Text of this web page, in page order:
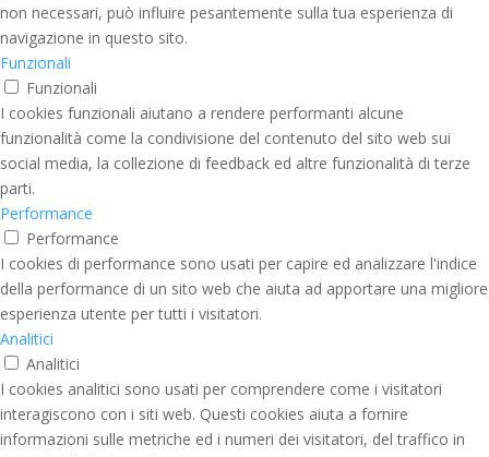
non necessari, può influire pesantemente sulla tua esperienza di
navigazione in questo sito.
Funzionali
Funzionali
I cookies funzionali aiutano a rendere performanti alcune
funzionalità come la condivisione del contenuto del sito web sui
social media, la collezione di feedback ed altre funzionalità di terze
parti.
Performance
Performance
I cookies di performance sono usati per capire ed analizzare l'indice
della performance di un sito web che aiuta ad apportare una migliore
esperienza utente per tutti i visitatori.
Analitici
Analitici
I cookies analitici sono usati per comprendere come i visitatori
interagiscono con i siti web. Questi cookies aiuta a fornire
informazioni sulle metriche ed i numeri dei visitatori, del traffico in